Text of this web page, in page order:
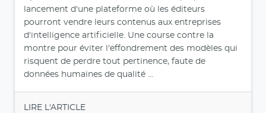
lancement d'une plateforme où les éditeurs
pourront vendre leurs contenus aux entreprises
d'intelligence artificielle. Une course contre la
montre pour éviter l'effondrement des modèles qui
risquent de perdre tout pertinence, faute de
données humaines de qualité ...
LIRE L'ARTICLE